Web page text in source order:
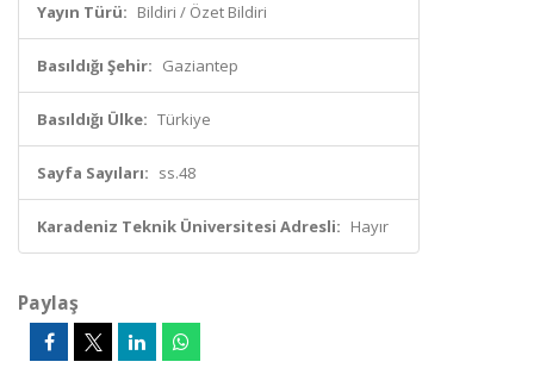
Yayın Türü: Bildiri / Özet Bildiri
Basıldığı Şehir: Gaziantep
Basıldığı Ülke: Türkiye
Sayfa Sayıları: ss.48
Karadeniz Teknik Üniversitesi Adresli: Hayır
Paylaş